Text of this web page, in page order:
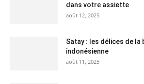
dans votre assiette
août 12, 2025
Satay : les délices de
indonésienne
août 11, 2025